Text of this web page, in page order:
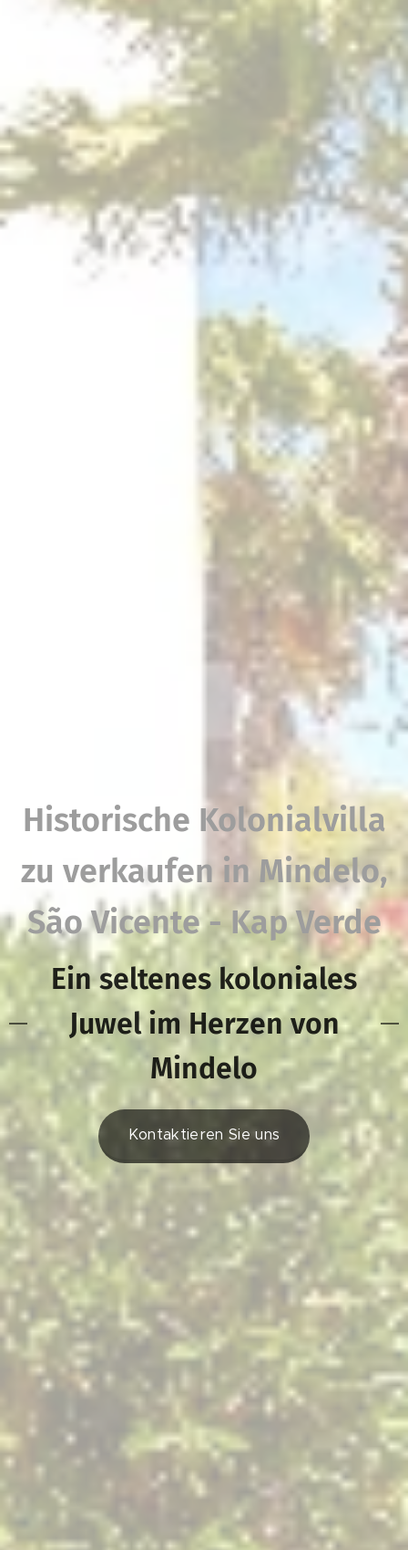
Historische Kolonialvilla
zu verkaufen in Mindelo,
São Vicente - Kap Verde
Ein seltenes koloniales
Juwel im Herzen von
Mindelo
Kontaktieren Sie uns